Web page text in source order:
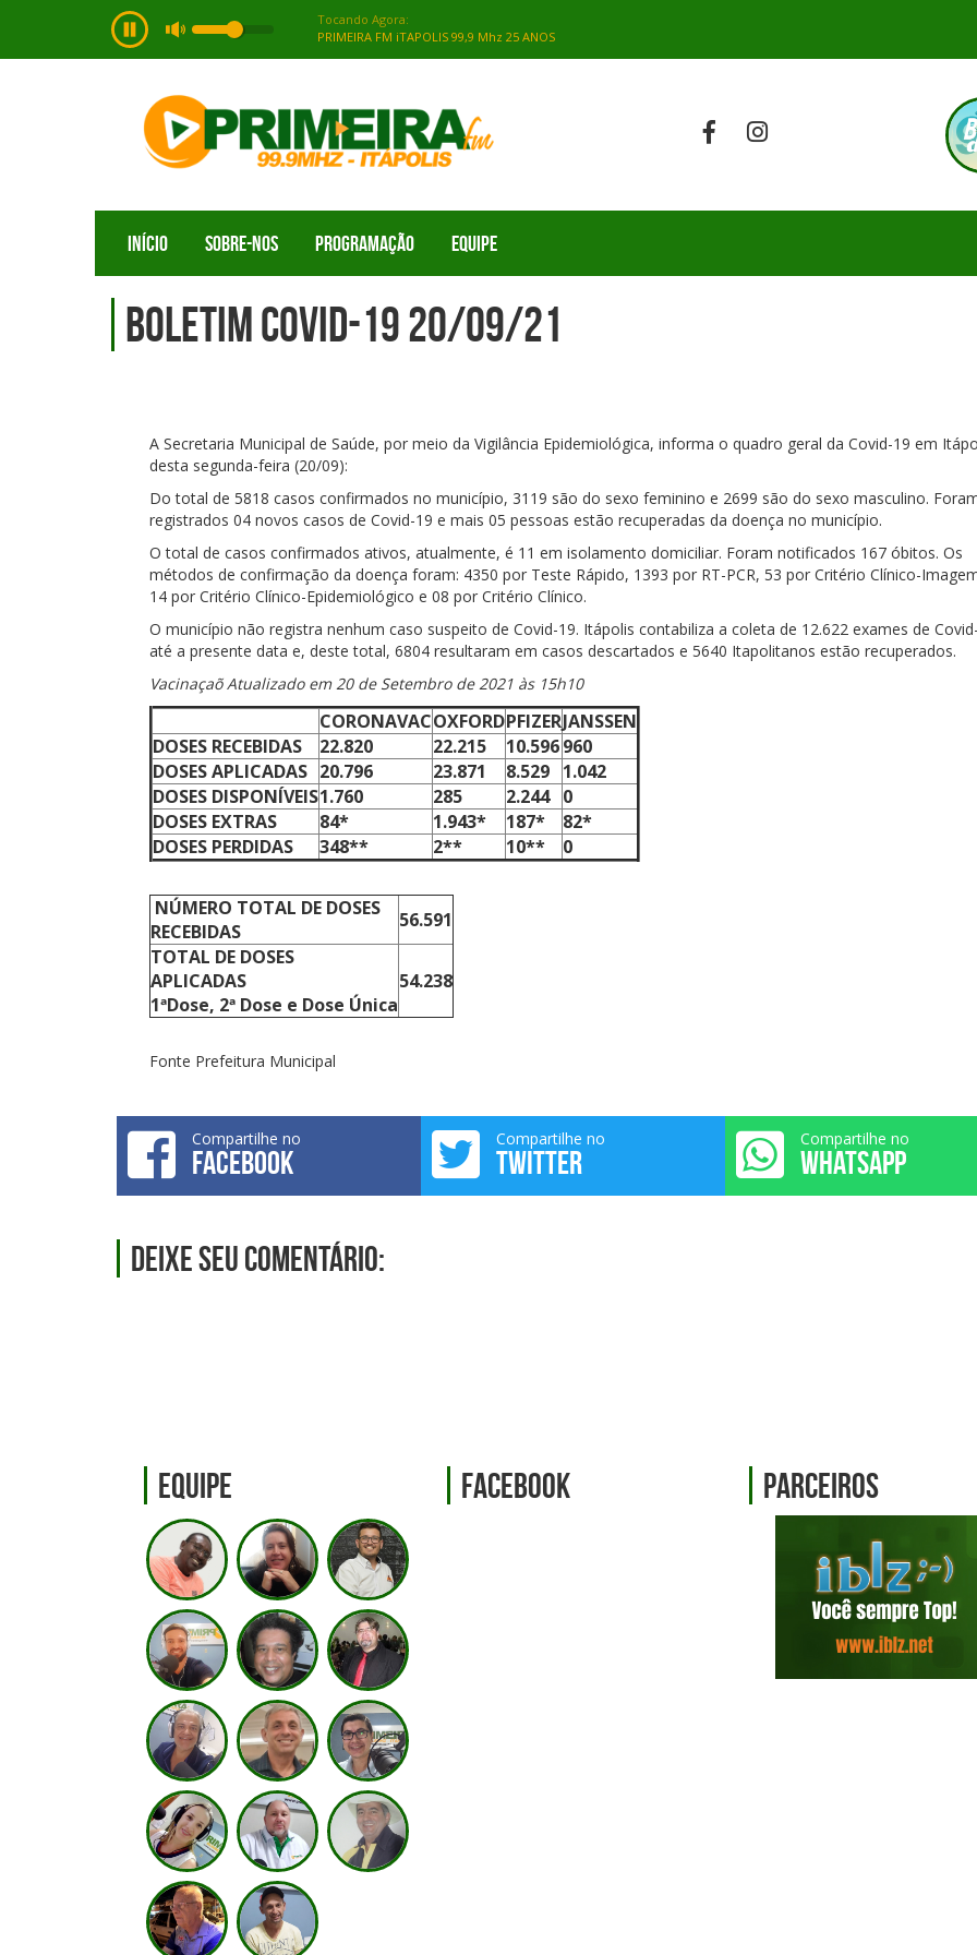
INÍCIO SOBRE-NOS PROGRAMAÇÃO EQUIPE
Boletim Covid-19 20/09/21
A Secretaria Municipal de Saúde, por meio da Vigilância Epidemiológica, informa o quadro geral da Covid-19 em
desta segunda-feira (20/09):
Do total de 5818 casos confirmados no município, 3119 são do sexo feminino e 2699 são do sexo masculino.
registrados 04 novos casos de Covid-19 e mais 05 pessoas estão recuperadas da doença no município.
O total de casos confirmados ativos, atualmente, é 11 em isolamento domiciliar. Foram notificados 167 óbitos. Os
métodos de confirmação da doença foram: 4350 por Teste Rápido, 1393 por RT-PCR, 53 por Critério Clínico-
14 por Critério Clínico-Epidemiológico e 08 por Critério Clínico.
O município não registra nenhum caso suspeito de Covid-19. Itápolis contabiliza a coleta de 12.622 exames de
até a presente data e, deste total, 6804 resultaram em casos descartados e 5640 Itapolitanos estão recuperados.
Vacinaçaõ Atualizado em 20 de Setembro de 2021 às 15h10
CORONAVACOXFORDPFIZERJANSSEN
DOSES RECEBIDAS
22.820 22.215 10.596960
DOSES APLICADAS 20.796 23.871 8.529 1.042
DOSES DISPONÍVEIS1.760 285 2.244 0
DOSES EXTRAS
84* 1.943* 187*
82*
DOSES PERDIDAS
348** 2** 10** 0
NÚMERO TOTAL DE DOSES
RECEBIDAS
56.591
TOTAL DE DOSES
APLICADAS
1ªDose, 2ª Dose e Dose Única
54.238
Fonte Prefeitura Municipal
Compartilhe no
FACEBOOK
Compartilhe no
TWITTER
Compartilhe no
WHATSAPP
Deixe seu comentário:
Equipe Facebook Parceiros